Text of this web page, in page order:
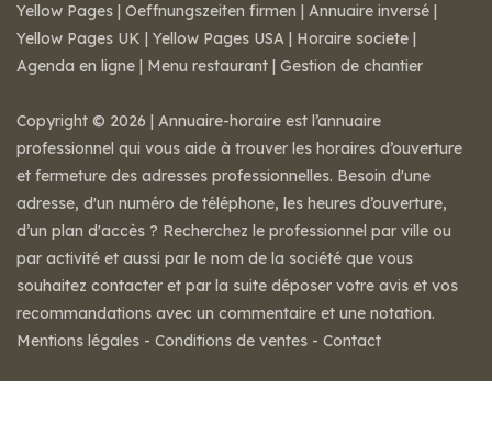
Yellow Pages | Oeffnungszeiten firmen | Annuaire inversé |
Yellow Pages UK | Yellow Pages USA | Horaire societe |
Agenda en ligne | Menu restaurant | Gestion de chantier
Copyright © 2026 | Annuaire-horaire est l’annuaire
professionnel qui vous aide à trouver les horaires d’ouverture
et fermeture des adresses professionnelles. Besoin d'une
adresse, d'un numéro de téléphone, les heures d’ouverture,
d’un plan d'accès ? Recherchez le professionnel par ville ou
par activité et aussi par le nom de la société que vous
souhaitez contacter et par la suite déposer votre avis et vos
recommandations avec un commentaire et une notation.
Mentions légales - Conditions de ventes - Contact